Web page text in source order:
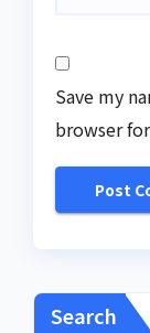
Save my
browser
Search